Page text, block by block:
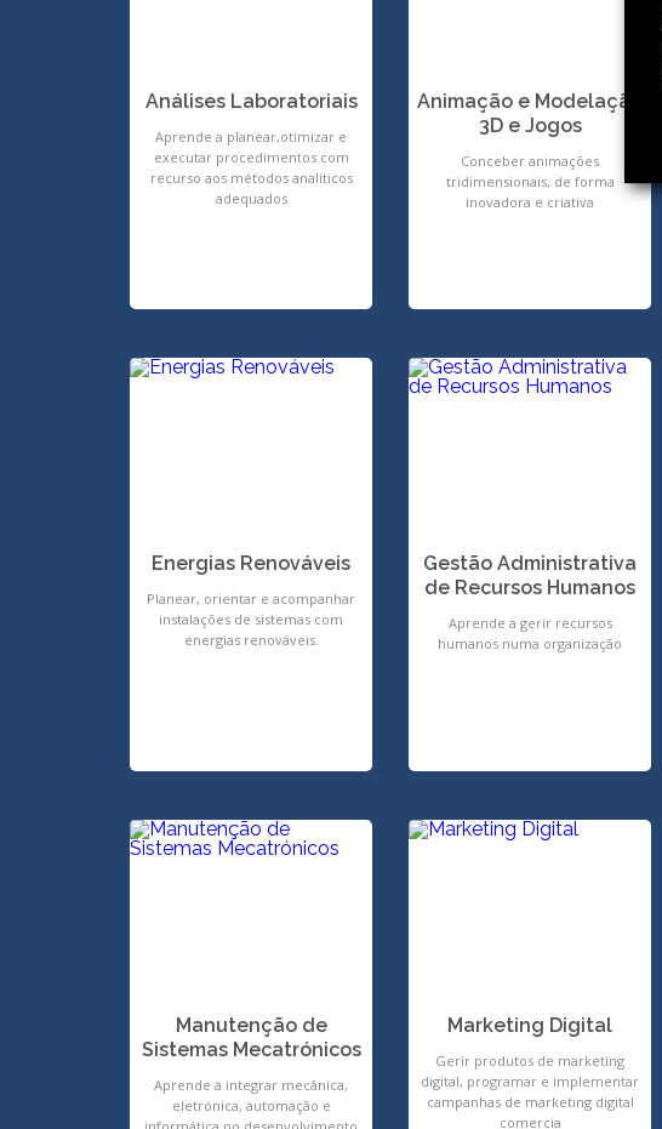
Análises Laboratoriais
Aprende a planear,otimizar e
executar procedimentos com
recurso aos métodos analíticos
adequados
Animação e Modelação
3D e Jogos
Conceber animações
tridimensionais, de forma
inovadora e criativa
Energias Renováveis
Planear, orientar e acompanhar
instalações de sistemas com
energias renováveis.
Gestão Administrativa
de Recursos Humanos
Aprende a gerir recursos
humanos numa organização
Manutenção de
Sistemas Mecatrónicos
Aprende a integrar mecânica,
eletrónica, automação e
Marketing Digital
Gerir produtos de marketing
digital, programar e implementar
campanhas de marketing digital
comercia